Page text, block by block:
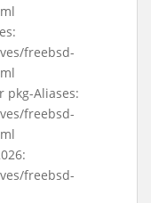
freebsd-
pkg-Aliases:
freebsd-
freebsd-